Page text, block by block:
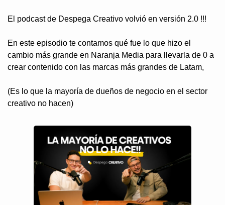
El podcast de Despega Creativo volvió en versión 2.0 !!!
En este episodio te contamos qué fue lo que hizo el
cambio más grande en Naranja Media para llevarla de 0 a
crear contenido con las marcas más grandes de Latam,
(Es lo que la mayoría de dueños de negocio en el sector
creativo no hacen)